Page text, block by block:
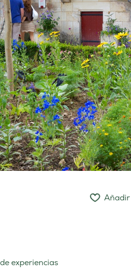
Añadir
experiencias